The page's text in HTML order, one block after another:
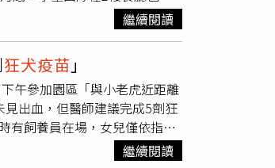
須為此負責。」女學生表示，
合作單位，也需保持清楚、尊
老闆道歉，說明自己反省及
大學回應，學生已經正式向
，感謝各界關心。更多三立新
酒店女揭「男客手機1現
完成」 教育部回應了
Jimmy提出「8、2分帳」，但
，結果對方是沒打狂犬疫苗還
作，一開口就喊「你是樓下
以自己馬上拒絕，「叫他們不
、「以這個年紀跟水準，我肯
著你轉，不是你要怎樣就要順
光團隊與炸雞店的好機會，並
繼續閱讀
狂犬疫苗 」
午參加園區「與小老虎近距離
出血，但醫師建議完成5劑狂
有飼養員在場，女兒僅依指示
送醫。平南縣人民醫院證實，
繼續閱讀